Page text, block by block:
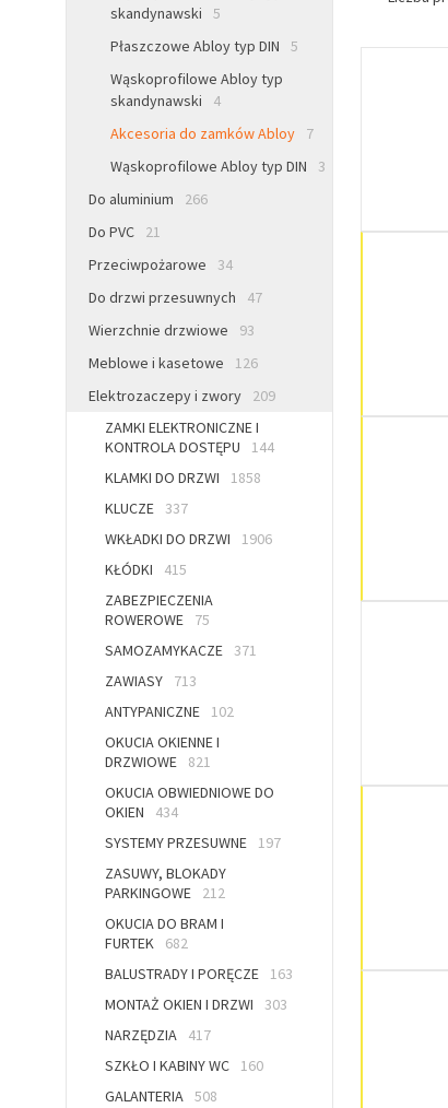
skandynawski
5
Płaszczowe Abloy typ DIN
5
Wąskoprofilowe Abloy typ
skandynawski
4
Akcesoria do zamków Abloy
7
Wąskoprofilowe Abloy typ DIN
3
Do aluminium
266
Do PVC
21
Przeciwpożarowe
34
Do drzwi przesuwnych
47
Wierzchnie drzwiowe
93
Meblowe i kasetowe
126
Elektrozaczepy i zwory
209
ZAMKI ELEKTRONICZNE I
KONTROLA DOSTĘPU
144
KLAMKI DO DRZWI
1858
KLUCZE
337
WKŁADKI DO DRZWI
1906
KŁÓDKI
415
ZABEZPIECZENIA
ROWEROWE
75
SAMOZAMYKACZE
371
ZAWIASY
713
ANTYPANICZNE
102
OKUCIA OKIENNE I
DRZWIOWE
821
OKUCIA OBWIEDNIOWE DO
OKIEN
434
SYSTEMY PRZESUWNE
197
ZASUWY, BLOKADY
PARKINGOWE
212
OKUCIA DO BRAM I
FURTEK
682
BALUSTRADY I PORĘCZE
163
MONTAŻ OKIEN I DRZWI
303
NARZĘDZIA
417
SZKŁO I KABINY WC
160
GALANTERIA 508